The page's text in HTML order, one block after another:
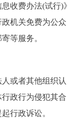
收费办法(试行)》
机关免费为公众
等服务。
或者其他组织认
政行为侵犯其合
行政诉讼。